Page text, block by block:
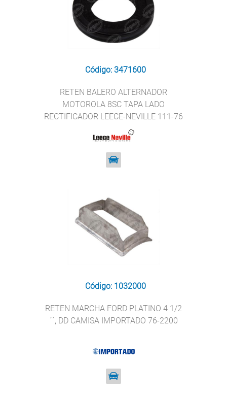
Código: 3471600
RETEN BALERO ALTERNADOR
MOTOROLA 8SC TAPA LADO
RECTIFICADOR LEECE-NEVILLE 111-76
Código: 1032000
RETEN MARCHA FORD PLATINO 4 1/2
´´, DD CAMISA IMPORTADO 76-2200